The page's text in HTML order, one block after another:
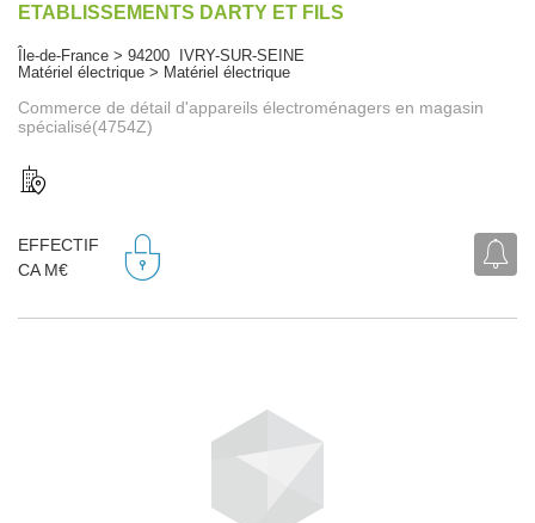
ETABLISSEMENTS DARTY ET FILS
Île-de-France > 94200 IVRY-SUR-SEINE
Matériel électrique > Matériel électrique
Commerce de détail d'appareils électroménagers en magasin
spécialisé(4754Z)
EFFECTIF
CA M€